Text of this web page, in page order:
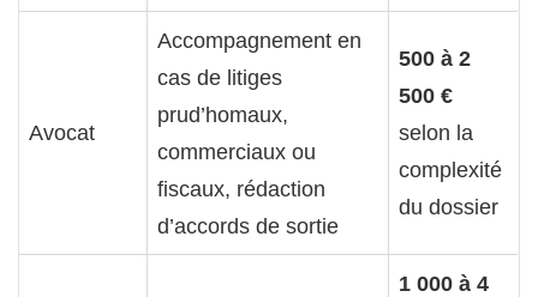
Avocat
Accompagnement en
cas de litiges
prud’homaux,
commerciaux ou
fiscaux, rédaction
d’accords de sortie
500 à 2
500 €
selon la
complexité
du dossier
1 000 à 4